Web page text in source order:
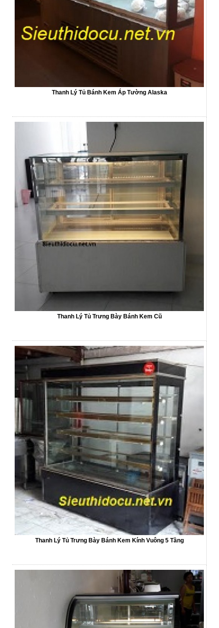
Thanh Lý Tủ Bánh Kem Áp Tường Alaska
Thanh Lý Tủ Trưng Bày Bánh Kem Cũ
Thanh Lý Tủ Trưng Bày Bánh Kem Kính Vuông 5 Tầng